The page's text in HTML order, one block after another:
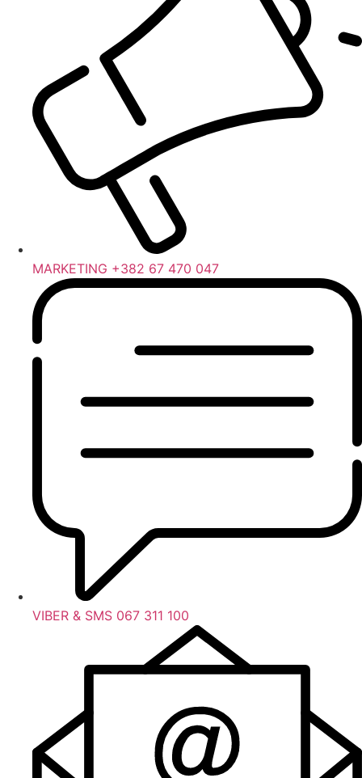
MARKETING +382 67 470 047
VIBER & SMS 067 311 100